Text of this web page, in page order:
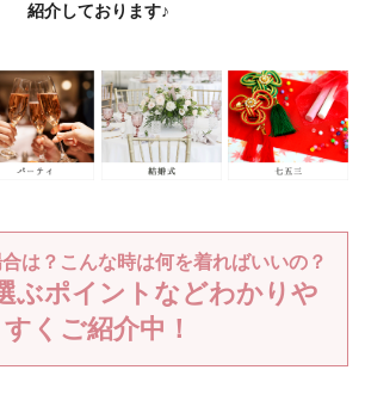
紹介しております♪
は？こんな時は何を着ればいいの？
ぶポイントなどわかりや
すくご紹介中！